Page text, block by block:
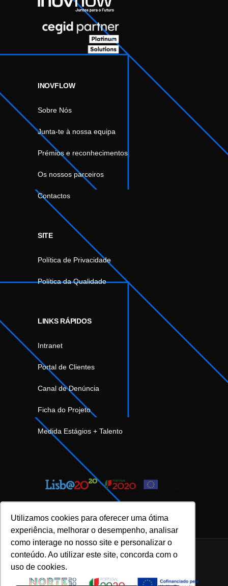
Utilizamos cookies para oferecer uma ótima
experiência, melhorar o desempenho, analisar
como interage no nosso site e personalizar o
conteúdo. Ao utilizar este site, concorda com o
uso de cookies.
INOVFLOW
Sobre Nós
Junta-te à nossa equipa
Prémios e reconhecimentos
Os nossos parceiros
Contactos
SITE
Política de Privacidade
Política da Qualidade
LINKS RÁPIDOS
Intranet
Portal de Clientes
Canal de Denúncia
Ficha do Projeto
Medida Estágios + Talento
INOVFLOW Business Solutions © 2023 |